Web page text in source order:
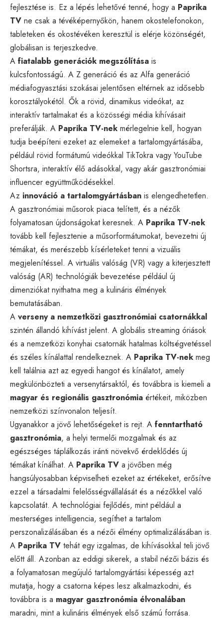
fejlesztése is. Ez a lépés lehetővé tenné, hogy a Paprika
TV ne csak a tévéképernyőkön, hanem okostelefonokon,
tableteken és okostévéken keresztül is elérje közönségét,
globálisan is terjeszkedve.
A fiatalabb generációk megszólítása is
kulcsfontosságú. A Z generáció és az Alfa generáció
médiafogyasztási szokásai jelentősen eltérnek az idősebb
korosztályokétól. Ők a rövid, dinamikus videókat, az
interaktív tartalmakat és a közösségi média kihívásait
preferálják. A Paprika TV-nek mérlegelnie kell, hogyan
tudja beépíteni ezeket az elemeket a tartalomgyártásába,
például rövid formátumú videókkal TikTokra vagy YouTube
Shortsra, interaktív élő adásokkal, vagy akár gasztronómiai
influencer együttműködésekkel.
Az innováció a tartalomgyártásban is elengedhetetlen.
A gasztronómiai műsorok piaca telített, és a nézők
folyamatosan újdonságokat keresnek. A Paprika TV-nek
tovább kell fejlesztenie a műsorformátumokat, bevezetni új
témákat, és merészebb kísérleteket tenni a vizuális
megjelenítéssel. A virtuális valóság (VR) vagy a kiterjesztett
valóság (AR) technológiák bevezetése például új
dimenziókat nyithatna meg a kulináris élmények
bemutatásában.
A verseny a nemzetközi gasztronómiai csatornákkal
szintén állandó kihívást jelent. A globális streaming óriások
és a nemzetközi konyhai csatornák hatalmas költségvetéssel
és széles kínálattal rendelkeznek. A Paprika TV-nek meg
kell találnia azt az egyedi hangot és kínálatot, amely
megkülönbözteti a versenytársaktól, és továbbra is kiemeli a
magyar és regionális gasztronómia értékeit, miközben
nemzetközi színvonalon teljesít.
Ugyanakkor a jövő lehetőségeket is rejt. A fenntartható
gasztronómia, a helyi termelői mozgalmak és az
egészséges táplálkozás iránti növekvő érdeklődés új
témákat kínálhat. A Paprika TV a jövőben még
hangsúlyosabban képviselheti ezeket az értékeket, erősítve
ezzel a társadalmi felelősségvállalását és a nézőkkel való
kapcsolatát. A technológiai fejlődés, mint például a
mesterséges intelligencia, segíthet a tartalom
perszonalizálásában és a nézői élmény optimalizálásában is.
A Paprika TV tehát egy izgalmas, de kihívásokkal teli jövő
előtt áll. Azonban az eddigi sikerek, a stabil nézői bázis és
a folyamatosan megújuló tartalomgyártási képesség azt
mutatja, hogy a csatorna képes lesz alkalmazkodni, és
továbbra is a magyar gasztronómia élvonalában
maradni, mint a kulináris élmények első számú forrása.